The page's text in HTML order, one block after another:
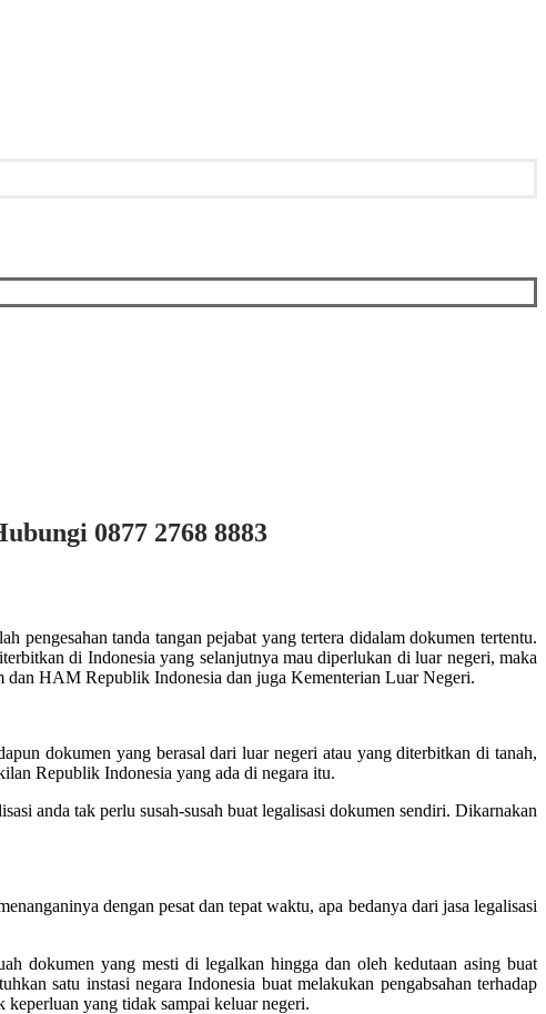
0877 2768 8883
pengesahan tanda tangan pejabat yang tertera didalam dokumen tertentu.
di Indonesia yang selanjutnya mau diperlukan di luar negeri, maka
dan HAM Republik Indonesia dan juga Kementerian Luar Negeri.
dokumen yang berasal dari luar negeri atau yang diterbitkan di tanah,
Republik Indonesia yang ada di negara itu.
anda tak perlu susah-susah buat legalisasi dokumen sendiri. Dikarnakan
dengan pesat dan tepat waktu, apa bedanya dari jasa legalisasi
dokumen yang mesti di legalkan hingga dan oleh kedutaan asing buat
satu instasi negara Indonesia buat melakukan pengabsahan terhadap
yang tidak sampai keluar negeri.